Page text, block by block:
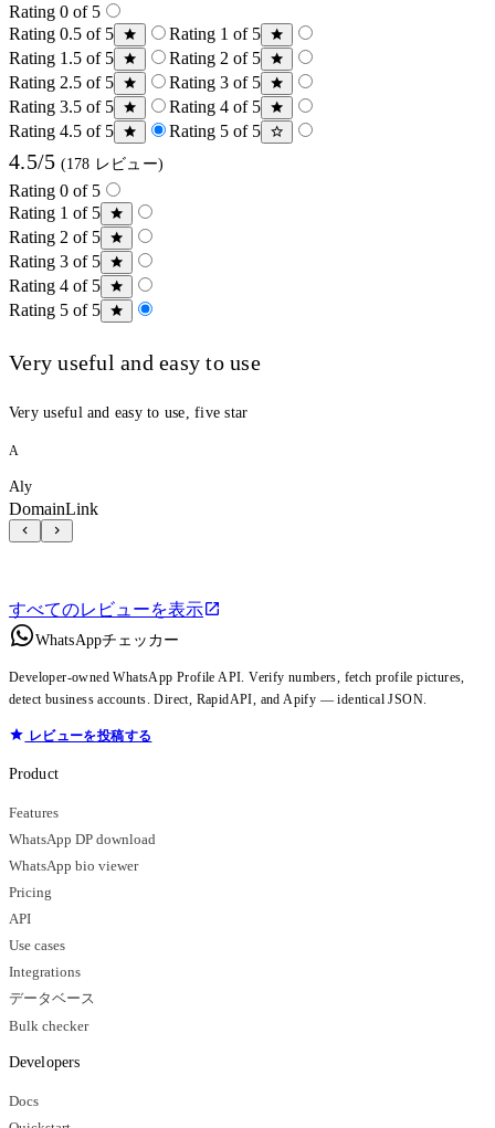
Rating 0 of 5
Rating 0.5 of 5
Rating 1 of 5
Rating 1.5 of 5
Rating 2 of 5
Rating 2.5 of 5
Rating 3 of 5
Rating 3.5 of 5
Rating 4 of 5
Rating 4.5 of 5
Rating 5 of 5
4.5/5 (178 レビュー)
Rating 0 of 5
Rating 1 of 5
Rating 2 of 5
Rating 3 of 5
Rating 4 of 5
Rating 5 of 5
Very useful and easy to use
Very useful and easy to use, five star
A
Aly
DomainLink
すべてのレビューを表示
WhatsAppチェッカー
Developer-owned WhatsApp Profile API. Verify numbers, fetch profile pictures,
detect business accounts. Direct, RapidAPI, and Apify — identical JSON.
レビューを投稿する
Product
Features
WhatsApp DP download
WhatsApp bio viewer
Pricing
API
Use cases
Integrations
データベース
Bulk checker
Developers
Docs